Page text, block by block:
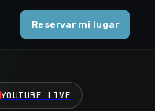
Reservar mi lugar
YOUTUBE LIVE